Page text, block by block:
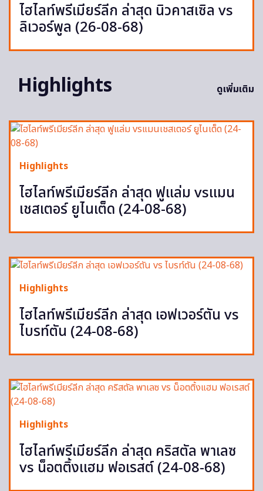
ไฮไลท์พรีเมียร์ลีก ล่าสุด นิวคาสเซิล vs
ลิเวอร์พูล (26-08-68)
Highlights ดูเพิ่มเติม
Highlights
ไฮไลท์พรีเมียร์ลีก ล่าสุด ฟูแล่ม vsแมน
เชสเตอร์ ยูไนเต็ด (24-08-68)
Highlights
ไฮไลท์พรีเมียร์ลีก ล่าสุด เอฟเวอร์ตัน vs
ไบรท์ตัน (24-08-68)
Highlights
ไฮไลท์พรีเมียร์ลีก ล่าสุด คริสตัล พาเลซ
vs น็อตติ้งแฮม ฟอเรสต์ (24-08-68)